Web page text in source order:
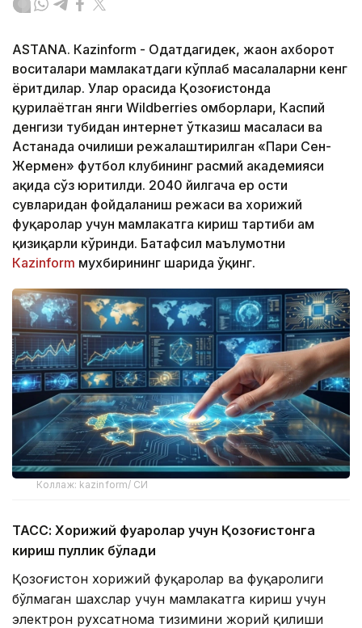
ASTANА. Кazinform - Одатдагидек, жаҳон ахборот
воситалари мамлакатдаги кўплаб масалаларни кенг
ёритдилар. Улар орасида Қозоғистонда
қурилаётган янги Wildberries омборлари, Каспий
денгизи тубидан интернет ўтказиш масаласи ва
Астанада очилиши режалаштирилган «Пари Сен-
Жермен» футбол клубининг расмий академияси
ҳақида сўз юритилди. 2040 йилгача ер ости
сувларидан фойдаланиш режаси ва хорижий
фуқаролар учун мамлакатга кириш тартиби ҳам
қизиқарли кўринди. Батафсил маълумотни
Кazinform мухбирининг шарҳида ўқинг.
Коллаж: kazinform/ СИ
ТАСС: Хорижий фуқаролар учун Қозоғистонга
кириш пуллик бўлади
Қозоғистон хорижий фуқаролар ва фуқаролиги
бўлмаган шахслар учун мамлакатга кириш учун
электрон рухсатнома тизимини жорий қилиши